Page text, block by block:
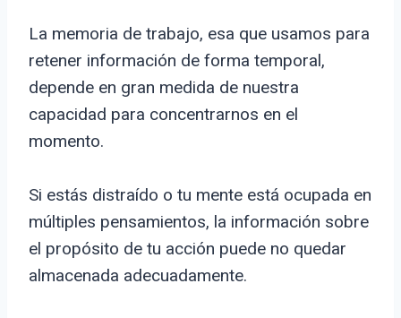
La memoria de trabajo, esa que usamos para
retener información de forma temporal,
depende en gran medida de nuestra
capacidad para concentrarnos en el
momento.
Si estás distraído o tu mente está ocupada en
múltiples pensamientos, la información sobre
el propósito de tu acción puede no quedar
almacenada adecuadamente.